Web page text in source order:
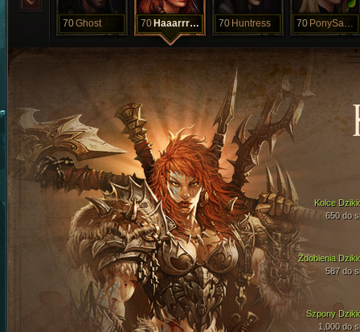
70Ghost 70 Haaarrrggghh 70 Huntress 70 PonySader
Zdobienia
587 do
Szpony
1,000 do
Kolce
650 do